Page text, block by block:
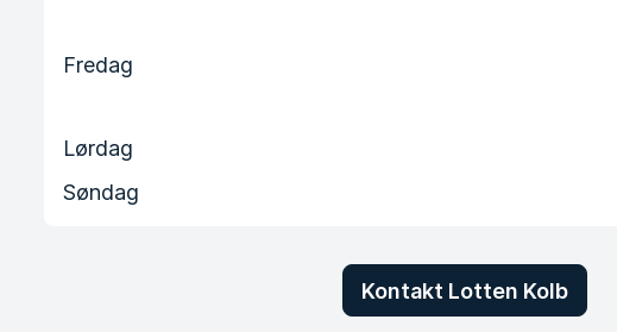
Fredag
Lørdag
Søndag
Kontakt Lotten Kolb